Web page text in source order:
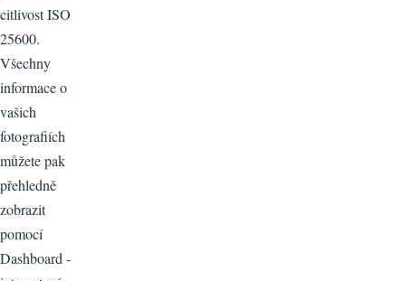
citlivost ISO
25600.
Všechny
informace o
vašich
fotografiích
můžete pak
přehledně
zobrazit
pomocí
Dashboard -